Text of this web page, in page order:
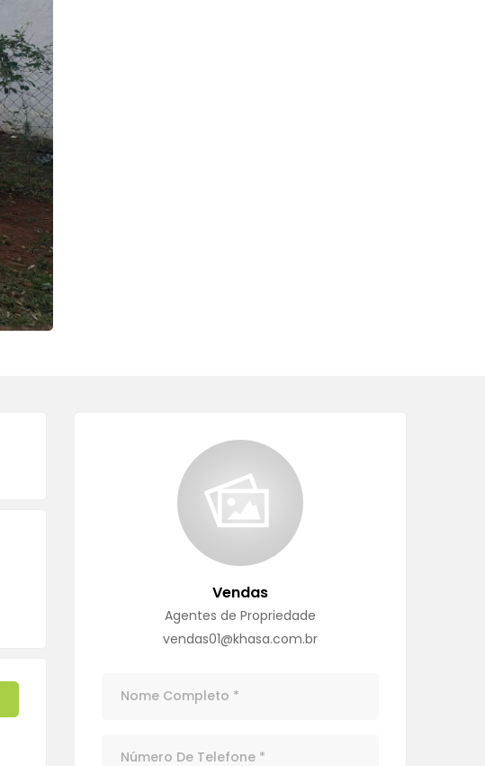
Vendas
Agentes de Propriedade
vendas01@khasa.com.br